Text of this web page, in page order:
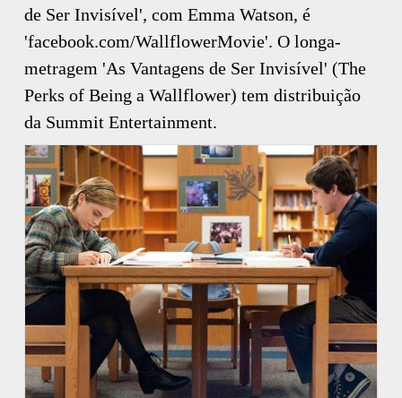
de Ser Invisível', com Emma Watson, é
'facebook.com/WallflowerMovie'. O longa-
metragem 'As Vantagens de Ser Invisível' (The
Perks of Being a Wallflower) tem distribuição
da Summit Entertainment.